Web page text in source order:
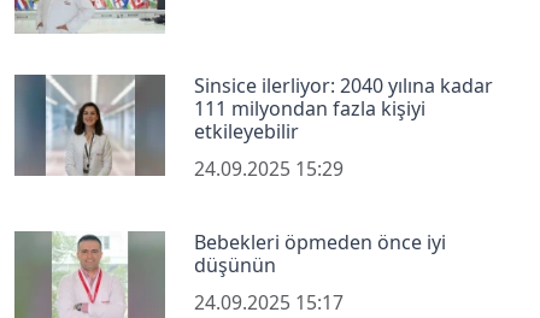
Sinsice ilerliyor: 2040 yılına kadar
111 milyondan fazla kişiyi
etkileyebilir
24.09.2025 15:29
Bebekleri öpmeden önce iyi
düşünün
24.09.2025 15:17